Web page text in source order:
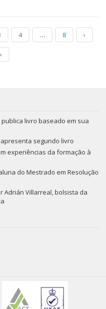
4 … 8 ›
publica livro baseado em sua
apresenta segundo livro
experiências da formação à
do Mestrado em Resolução
Adrián Villarreal, bolsista da